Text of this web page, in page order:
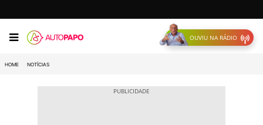
OUVIU NA RÁDIO
HOME NOTÍCIAS